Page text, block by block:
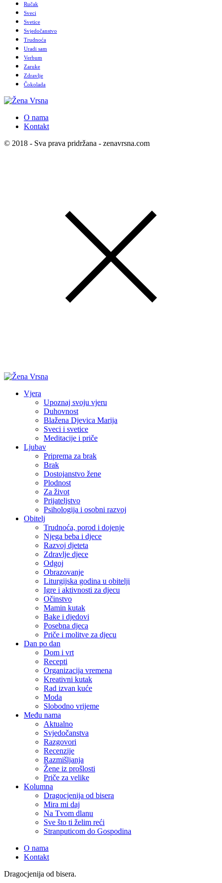
Ručak
Sveci
Svetice
Svjedočanstvo
Trudnoća
Uradi sam
Verbum
Zaruke
Zdravlje
Čokolada
O nama
Kontakt
© 2018 - Sva prava pridržana - zenavrsna.com
Vjera
Upoznaj svoju vjeru
Duhovnost
Blažena Djevica Marija
Sveci i svetice
Meditacije i priče
Ljubav
Priprema za brak
Brak
Dostojanstvo žene
Plodnost
Za život
Prijateljstvo
Psihologija i osobni razvoj
Obitelj
Trudnoća, porod i dojenje
Njega beba i djece
Razvoj djeteta
Zdravlje djece
Odgoj
Obrazovanje
Liturgijska godina u obitelji
Igre i aktivnosti za djecu
Očinstvo
Mamin kutak
Bake i djedovi
Posebna djeca
Priče i molitve za djecu
Dan po dan
Dom i vrt
Recepti
Organizacija vremena
Kreativni kutak
Rad izvan kuće
Moda
Slobodno vrijeme
Među nama
Aktualno
Svjedočanstva
Razgovori
Recenzije
Razmišljanja
Žene iz prošlosti
Priče za velike
Kolumna
Dragocjenija od bisera
Mira mi daj
Na Tvom dlanu
Sve što ti želim reći
Stranputicom do Gospodina
O nama
Kontakt
Dragocjenija od bisera.